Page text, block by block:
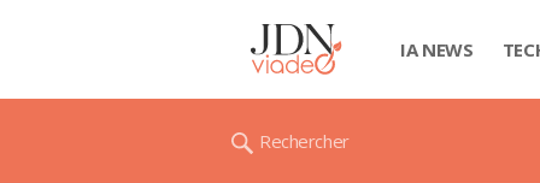
IA NEWS
Rechercher